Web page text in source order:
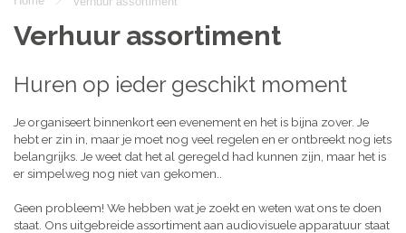
Verhuur assortiment
Huren op ieder geschikt moment
Je organiseert binnenkort een evenement en het is bijna zover. Je
hebt er zin in, maar je moet nog veel regelen en er ontbreekt nog iets
belangrijks. Je weet dat het al geregeld had kunnen zijn, maar het is
er simpelweg nog niet van gekomen..
Geen probleem! We hebben wat je zoekt en weten wat ons te doen
staat. Ons uitgebreide assortiment aan audiovisuele apparatuur staat